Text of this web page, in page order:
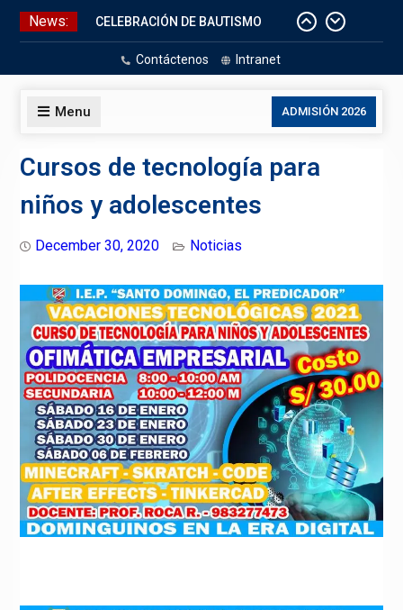
Skip
News:
CELEBRACIÓN DE BAUTISMO
Pizarras Inteligentes
Laboratorios de Cómputo
Contáctenos Intranet
Menu ADMISIÓN 2026
Cursos de tecnología para
niños y adolescentes
December 30, 2020 Noticias